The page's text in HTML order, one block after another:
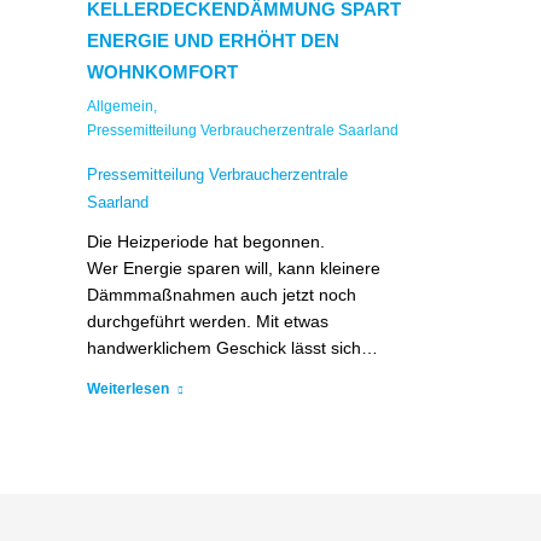
KELLERDECKENDÄMMUNG SPART
ENERGIE UND ERHÖHT DEN
WOHNKOMFORT
Allgemein,
Pressemitteilung Verbraucherzentrale Saarland
Pressemitteilung Verbraucherzentrale
Saarland
Die Heizperiode hat begonnen.
Wer Energie sparen will, kann kleinere
Dämmmaßnahmen auch jetzt noch
durchgeführt werden. Mit etwas
handwerklichem Geschick lässt sich…
Weiterlesen